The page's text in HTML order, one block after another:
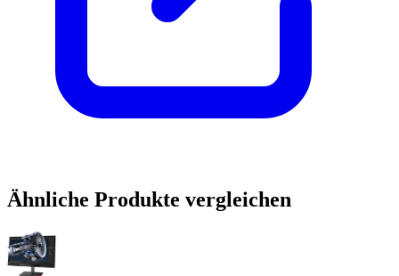
Ähnliche Produkte vergleichen